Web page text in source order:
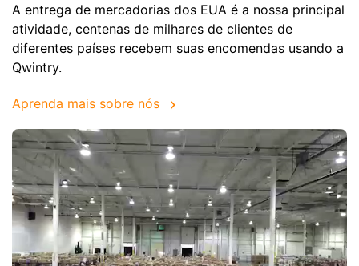
A entrega de mercadorias dos EUA é a nossa principal
atividade, centenas de milhares de clientes de
diferentes países recebem suas encomendas usando a
Qwintry.
Aprenda mais sobre nós